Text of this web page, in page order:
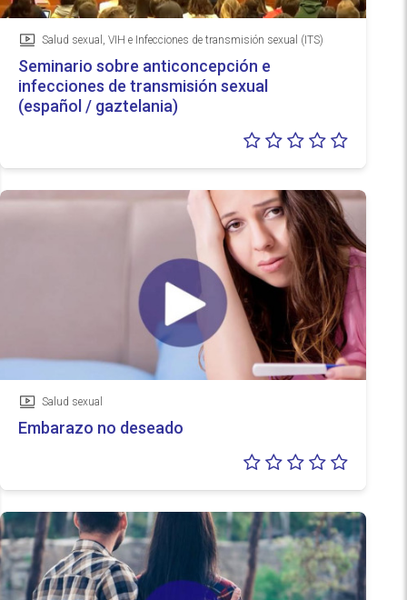
Vídeo
Salud sexual, VIH e Infecciones de transmisión sexual (ITS)
Seminario sobre anticoncepción e
infecciones de transmisión sexual
(español / gaztelania)
Vídeo
Salud sexual
Embarazo no deseado